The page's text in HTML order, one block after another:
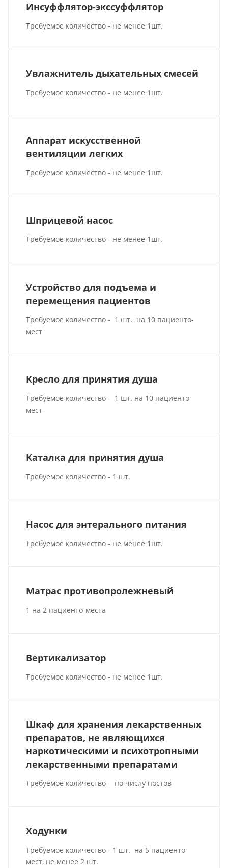
Инсуффлятор-экссуффлятор
Требуемое количество - не менее 1шт.
Увлажнитель дыхательных смесей
Требуемое количество - не менее 1шт.
Аппарат искусственной
вентиляции легких
Требуемое количество - не менее 1шт.
Шприцевой насос
Требуемое количество - не менее 1шт.
Устройство для подъема и
перемещения пациентов
Требуемое количество - 1 шт. на 10 пациенто-
мест
Кресло для принятия душа
Требуемое количество - 1 шт. на 10 пациенто-
мест
Каталка для принятия душа
Требуемое количество - 1 шт.
Насос для энтерального питания
Требуемое количество - не менее 1шт.
Матрас противопролежневый
1 на 2 пациенто-места
Вертикализатор
Требуемое количество - не менее 1шт.
Шкаф для хранения лекарственных
препаратов, не являющихся
наркотическими и психотропными
лекарственными препаратами
Требуемое количество - по числу постов
Ходунки
Требуемое количество - 1 шт. на 5 пациенто-
мест, не менее 2 шт.